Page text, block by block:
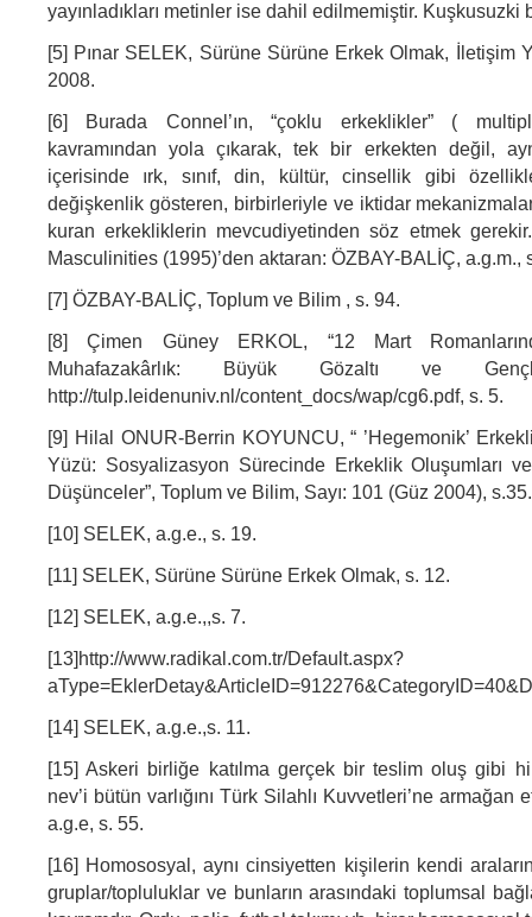
yayınladıkları metinler ise dahil edilmemiştir. Kuşkusuzki
[5] Pınar SELEK, Sürüne Sürüne Erkek Olmak, İletişim
2008.
[6] Burada Connel’ın, “çoklu erkeklikler” (
kavramından yola çıkarak, tek bir erkekten değil,
içerisinde ırk, sınıf, din, kültür, cinsellik gibi
değişkenlik gösteren, birbirleriyle ve iktidar
kuran erkekliklerin mevcudiyetinden söz etmek
Masculinities (1995)’den aktaran: ÖZBAY-BALİÇ, a.g.m.,
[7] ÖZBAY-BALİÇ, Toplum ve Bilim , s. 94.
[8] Çimen Güney ERKOL, “12 Mart
Muhafazakârlık: Büyük Gözaltı ve
http://tulp.leidenuniv.nl/content_docs/wap/cg6.pdf, s. 5.
[9] Hilal ONUR-Berrin KOYUNCU, “ ’Hegemonik’
Yüzü: Sosyalizasyon Sürecinde Erkeklik Oluşumları
Düşünceler”, Toplum ve Bilim, Sayı: 101 (Güz 2004), s.35.
[10] SELEK, a.g.e., s. 19.
[11] SELEK, Sürüne Sürüne Erkek Olmak, s. 12.
[12] SELEK, a.g.e.,,s. 7.
[13]http://www.radikal.com.tr/Default.aspx?
[14] SELEK, a.g.e.,s. 11.
[15] Askeri birliğe katılma gerçek bir teslim oluş gibi
nev’i bütün varlığını Türk Silahlı Kuvvetleri’ne armağan
a.g.e, s. 55.
[16] Homososyal, aynı cinsiyetten kişilerin kendi
gruplar/topluluklar ve bunların arasındaki toplumsal